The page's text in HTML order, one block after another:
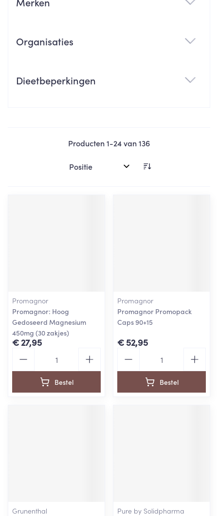
Organisaties
Dieetbeperkingen
Producten1-24van136
Sorteer op:
Promagnor
Promagnor: Hoog
Gedoseerd Magnesium
450mg (30 zakjes)
€ 27,95
Bestel
Promagnor
Promagnor Promopack
Caps 90+15
€ 52,95
Bestel
Grunenthal
Pure by Solidpharma